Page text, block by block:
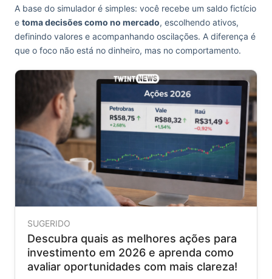
A base do simulador é simples: você recebe um saldo fictício
e toma decisões como no mercado, escolhendo ativos,
definindo valores e acompanhando oscilações. A diferença é
que o foco não está no dinheiro, mas no comportamento.
SUGERIDO
Descubra quais as melhores ações para
investimento em 2026 e aprenda como
avaliar oportunidades com mais clareza!